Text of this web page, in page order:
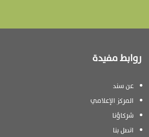
روابط مفيدة
عن سند
المركز الإعلامي
شركاؤنا
اتصل بنا